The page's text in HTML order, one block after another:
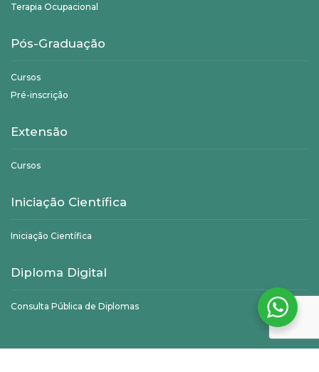
Terapia Ocupacional
Pós-Graduação
Cursos
Pré-inscrição
Extensão
Cursos
Iniciação Científica
Iniciação Científica
Diploma Digital
Consulta Pública de Diplomas